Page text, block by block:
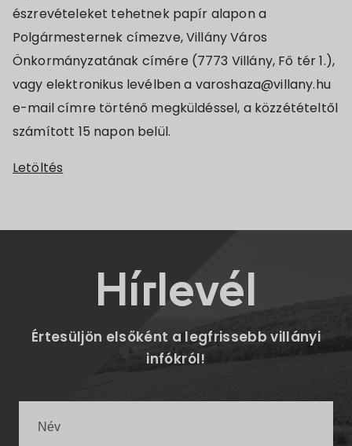
észrevételeket tehetnek papír alapon a
Polgármesternek címezve, Villány Város
Önkormányzatának címére (7773 Villány, Fő tér 1.),
vagy elektronikus levélben a varoshaza@villany.hu
e-mail címre történő megküldéssel, a közzétételtől
számított 15 napon belül.
Letöltés
Hírlevél
Értesüljön elsőként a legfrissebb villányi
infókról!